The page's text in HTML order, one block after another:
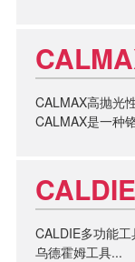
CALMAX高抛光
CALMAX是一种
CALDIE
CALDIE多功能
乌德霍姆工具...